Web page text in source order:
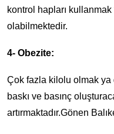
kontrol hapları
olabilmektedir.
4- Obezite:
Çok fazla kilolu olmak
baskı ve basınç
artırmaktadır.Gönen